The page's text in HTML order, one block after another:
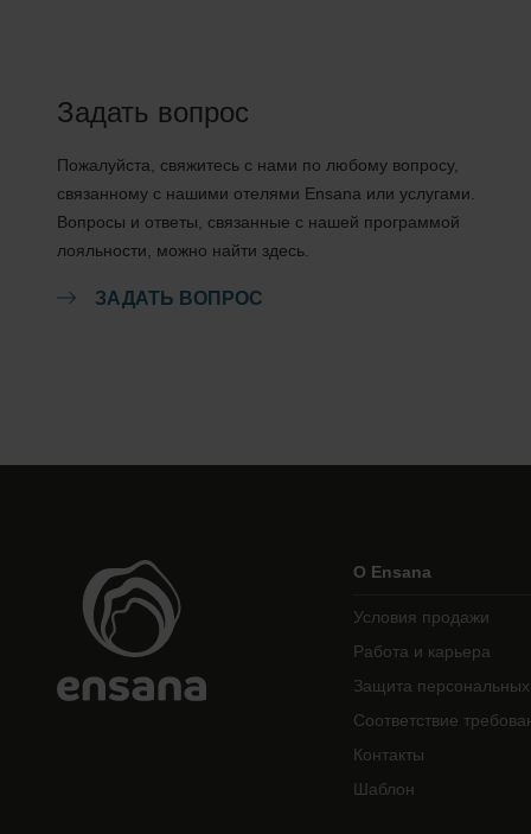
Задать вопрос
Пожалуйста, свяжитесь с нами по любому вопросу,
связанному с нашими отелями Ensana или услугами.
Вопросы и ответы, связанные с нашей программой
лояльности, можно найти здесь.
ЗАДАТЬ ВОПРОС
О Ensana
Условия продажи
Работа и карьера
Защита
Соответствие
Контакты
Шаблон